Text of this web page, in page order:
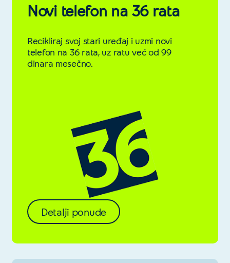
Novi telefon na 36 rata
Recikliraj svoj stari uređaj i uzmi novi
telefon na 36 rata, uz ratu već od 99
dinara mesečno.
Detalji ponude